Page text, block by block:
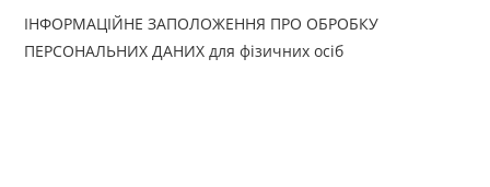
ІНФОРМАЦІЙНЕ ЗАПОЛОЖЕННЯ ПРО ОБРОБКУ
ПЕРСОНАЛЬНИХ ДАНИХ для фізичних осіб